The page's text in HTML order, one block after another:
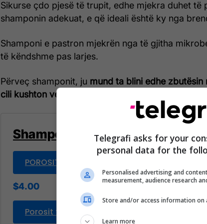
Sikurse çdo pjesë të trupit, edhe mjekra duhet të
shamponin adekuat, e që ideali është ky nga
Shamponi e pastron mjekrën nga të gjitha
të këndshme pas larjes.
Përveç shamponit, ju mund ta blini edhe zbutësin
cili kushton vetëm 4.50 euro duke klikuar
Shampon për mjekër
POROSITE KËTU
$4.00
Telegrafi asks for your
personal data for the
Personalised advertising and
measurement, audience research
Store and/or access information on
Learn more